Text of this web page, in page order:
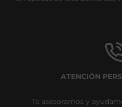
ATENCIÓN
Te asesoramos y